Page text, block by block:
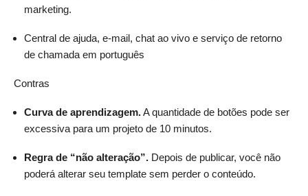
marketing.
Central de ajuda, e-mail, chat ao vivo e serviço de retorno
de chamada em português
Contras
Curva de aprendizagem.A quantidade de botões pode ser
excessiva para um projeto de 10 minutos.
Regra de “não alteração”. Depois de publicar, você não
poderá alterar seu template sem perder o conteúdo.